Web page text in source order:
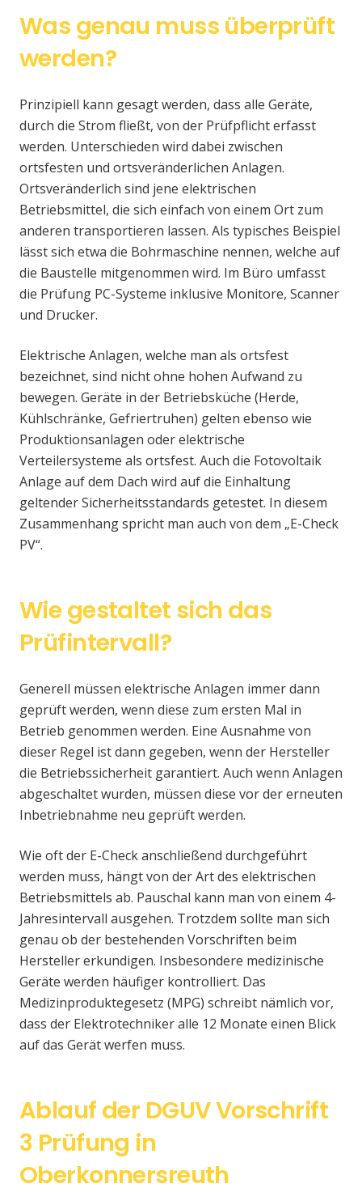
Was genau muss überprüft
werden?
Prinzipiell kann gesagt werden, dass alle Geräte,
durch die Strom fließt, von der Prüfpflicht erfasst
werden. Unterschieden wird dabei zwischen
ortsfesten und ortsveränderlichen Anlagen.
Ortsveränderlich sind jene elektrischen
Betriebsmittel, die sich einfach von einem Ort zum
anderen transportieren lassen. Als typisches Beispiel
lässt sich etwa die Bohrmaschine nennen, welche auf
die Baustelle mitgenommen wird. Im Büro umfasst
die Prüfung PC-Systeme inklusive Monitore, Scanner
und Drucker.
Elektrische Anlagen, welche man als ortsfest
bezeichnet, sind nicht ohne hohen Aufwand zu
bewegen. Geräte in der Betriebsküche (Herde,
Kühlschränke, Gefriertruhen) gelten ebenso wie
Produktionsanlagen oder elektrische
Verteilersysteme als ortsfest. Auch die Fotovoltaik
Anlage auf dem Dach wird auf die Einhaltung
geltender Sicherheitsstandards getestet. In diesem
Zusammenhang spricht man auch von dem „E-Check
PV“.
Wie gestaltet sich das
Prüfintervall?
Generell müssen elektrische Anlagen immer dann
geprüft werden, wenn diese zum ersten Mal in
Betrieb genommen werden. Eine Ausnahme von
dieser Regel ist dann gegeben, wenn der Hersteller
die Betriebssicherheit garantiert. Auch wenn Anlagen
abgeschaltet wurden, müssen diese vor der erneuten
Inbetriebnahme neu geprüft werden.
Wie oft der E-Check anschließend durchgeführt
werden muss, hängt von der Art des elektrischen
Betriebsmittels ab. Pauschal kann man von einem 4-
Jahresintervall ausgehen. Trotzdem sollte man sich
genau ob der bestehenden Vorschriften beim
Hersteller erkundigen. Insbesondere medizinische
Geräte werden häufiger kontrolliert. Das
Medizinproduktegesetz (MPG) schreibt nämlich vor,
dass der Elektrotechniker alle 12 Monate einen Blick
auf das Gerät werfen muss.
Ablauf der DGUV Vorschrift
3 Prüfung in
Oberkonnersreuth